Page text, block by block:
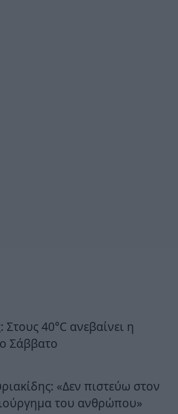
40°C ανεβαίνει η
Σάββατο
«Δεν πιστεύω στον
του ανθρώπου»